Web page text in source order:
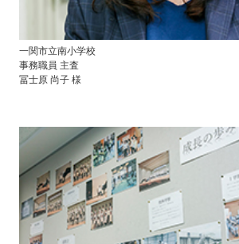
一関市立南小学校
事務職員 主査
冨士原 尚子 様